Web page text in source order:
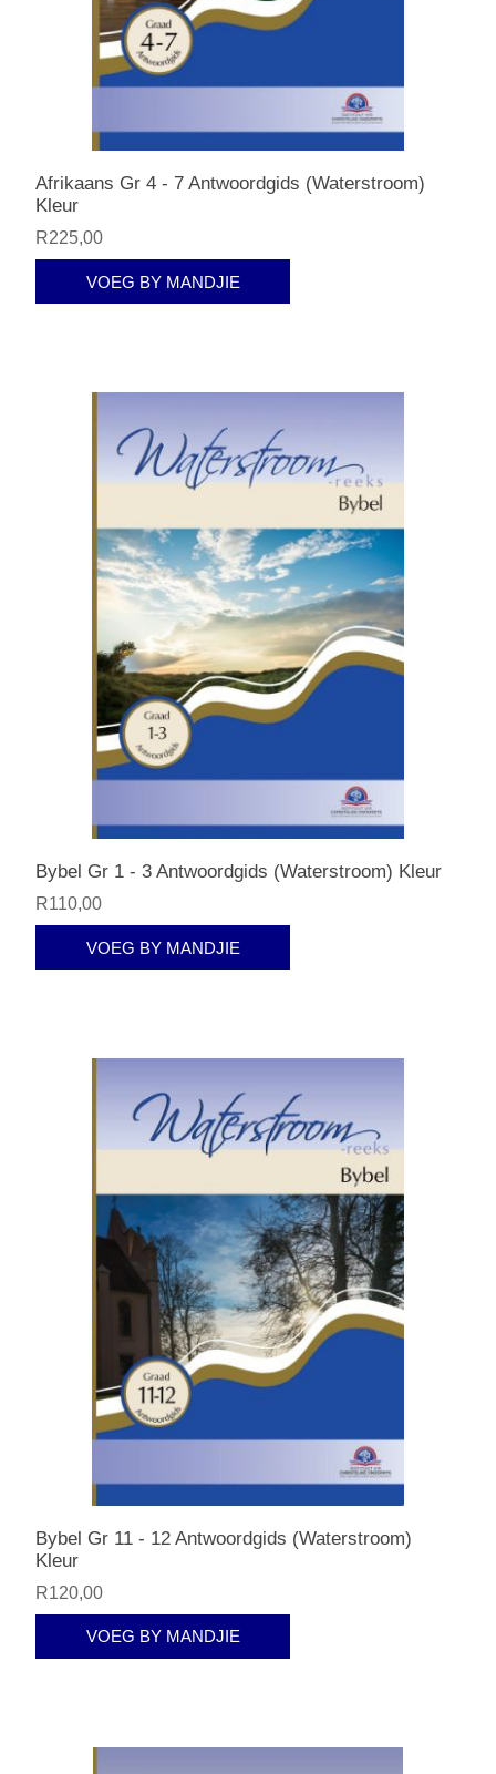
Afrikaans Gr 4 - 7 Antwoordgids (Waterstroom)
Kleur
R225,00
VOEG BY MANDJIE
Bybel Gr 1 - 3 Antwoordgids (Waterstroom) Kleur
R110,00
VOEG BY MANDJIE
Bybel Gr 11 - 12 Antwoordgids (Waterstroom)
Kleur
R120,00
VOEG BY MANDJIE